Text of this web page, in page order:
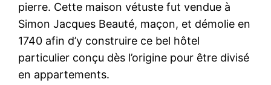
pierre. Cette maison vétuste fut vendue à
Simon Jacques Beauté, maçon, et démolie en
1740 afin d’y construire ce bel hôtel
particulier conçu dès l’origine pour être divisé
en appartements.